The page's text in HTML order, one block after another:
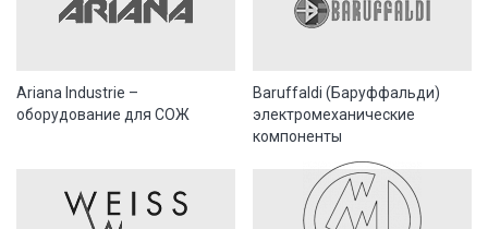
Ariana Industrie –
оборудование для СОЖ
Baruffaldi (Баруффальди)
электромеханические
компоненты